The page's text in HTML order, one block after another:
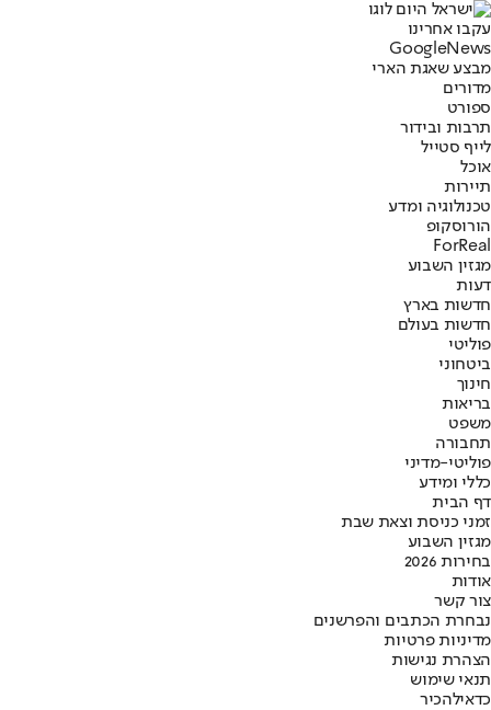
עקבו אחרינו
Googl eNews
מבצע שאגת הארי
מדורים
ספורט
תרבות ובידור
לייף סטייל
אוכל
תיירות
טכנולוגיה ומדע
הורוסקופ
ForReal
מגזין השבוע
דעות
חדשות בארץ
חדשות בעולם
פוליטי
ביטחוני
חינוך
בריאות
משפט
תחבורה
פוליטי-מדיני
כללי ומידע
דף הבית
זמני כניסת וצאת שבת
מגזין השבוע
בחירות 2026
אודות
צור קשר
נבחרת הכתבים והפרשנים
מדיניות פרטיות
הצהרת נגישות
תנאי שימוש
כדאילהכיר